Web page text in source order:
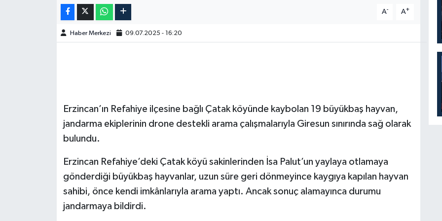
A- A+
Haber Merkezi 09.07.2025 - 16:20
Erzincan’ın Refahiye ilçesine bağlı Çatak köyünde kaybolan 19 büyükbaş hayvan,
jandarma ekiplerinin drone destekli arama çalışmalarıyla Giresun sınırında sağ olarak
bulundu.
Erzincan Refahiye’deki Çatak köyü sakinlerinden İsa Palut’un yaylaya otlamaya
gönderdiği büyükbaş hayvanlar, uzun süre geri dönmeyince kaygıya kapılan hayvan
sahibi, önce kendi imkânlarıyla arama yaptı. Ancak sonuç alamayınca durumu
jandarmaya bildirdi.